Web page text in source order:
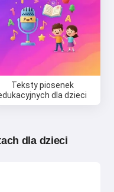
Teksty piosenek
dla dzieci
dla dzieci
akceptujesz:
, Polityka zwrotów